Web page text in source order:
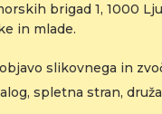
brigad 1, 1000
in mlade.
slikovnega in
spletna stran,